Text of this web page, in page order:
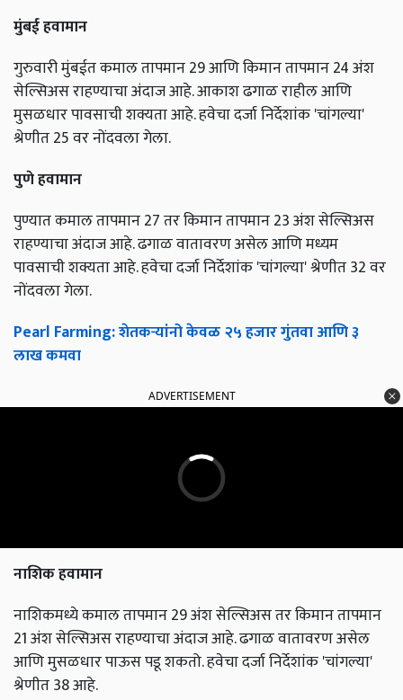
मुंबई हवामान
गुरुवारी मुंबईत कमाल तापमान 29 आणि किमान तापमान 24 अंश
सेल्सिअस राहण्याचा अंदाज आहे. आकाश ढगाळ राहील आणि
मुसळधार पावसाची शक्यता आहे. हवेचा दर्जा निर्देशांक 'चांगल्या'
श्रेणीत 25 वर नोंदवला गेला.
पुणे हवामान
पुण्यात कमाल तापमान 27 तर किमान तापमान 23 अंश सेल्सिअस
राहण्याचा अंदाज आहे. ढगाळ वातावरण असेल आणि मध्यम
पावसाची शक्यता आहे. हवेचा दर्जा निर्देशांक 'चांगल्या' श्रेणीत 32 वर
नोंदवला गेला.
Pearl Farming: शेतकऱ्यांनो केवळ २५ हजार गुंतवा आणि ३
लाख कमवा
ADVERTISEMENT
नाशिक हवामान
नाशिकमध्ये कमाल तापमान 29 अंश सेल्सिअस तर किमान तापमान
21 अंश सेल्सिअस राहण्याचा अंदाज आहे. ढगाळ वातावरण असेल
आणि मुसळधार पाऊस पडू शकतो. हवेचा दर्जा निर्देशांक 'चांगल्या'
श्रेणीत 38 आहे.